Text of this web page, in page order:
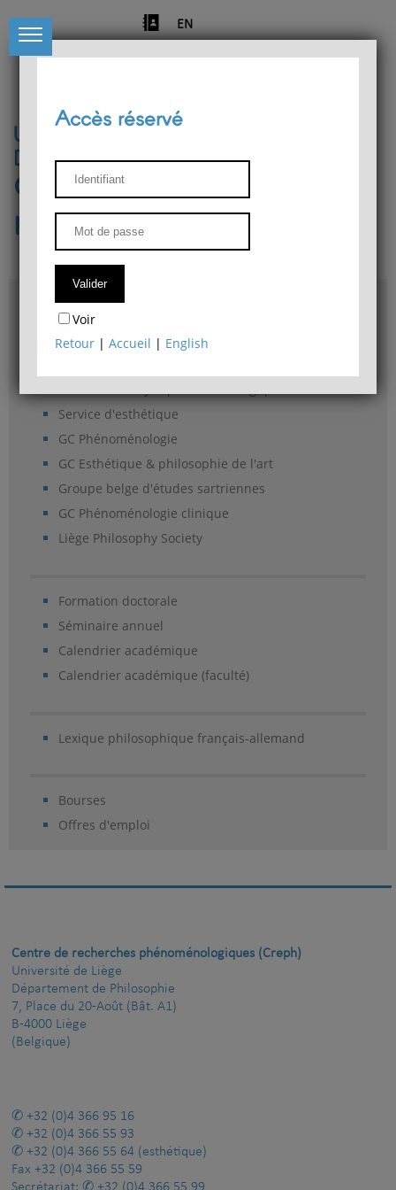
EN
Université de Liège
Département de philosophie
Centre de recherches
phénoménologiques
Accès & plans
Bibliothèque du Département de philosophie
Service d'esthétique
GC Phénoménologie
GC Esthétique & philosophie de l'art
Groupe belge d'études sartriennes
GC Phénoménologie clinique
Liège Philosophy Society
Formation doctorale
Séminaire annuel
Calendrier académique
Calendrier académique (faculté)
Lexique philosophique français-allemand
Bourses
Offres d'emploi
Accès réservé
Voir
Retour |Accueil | English
Centre de recherches phénoménologiques (Creph)
Université de Liège
Département de Philosophie
7, Place du 20-Août (Bât. A1)
B-4000 Liège
(Belgique)
+32 (0)4 366 95 16
+32 (0)4 366 55 93
+32 (0)4 366 55 64 (esthétique)
Fax +32 (0)4 366 55 59